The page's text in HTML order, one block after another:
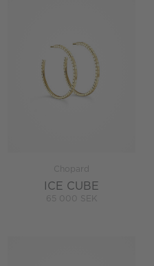
Chopard
ICE CUBE
65 000 SEK